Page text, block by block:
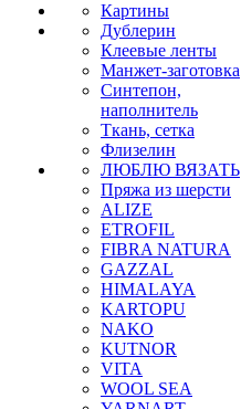
Картины
Дублерин
Клеевые ленты
Манжет-заготовка
Синтепон,
наполнитель
Ткань, сетка
Флизелин
ЛЮБЛЮ ВЯЗАТЬ
Пряжа из шерсти
ALIZE
ETROFIL
FIBRA NATURA
GAZZAL
HIMALAYA
KARTOPU
NAKO
KUTNOR
VITA
WOOL SEA